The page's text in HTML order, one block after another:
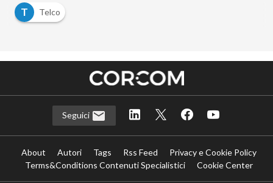
T
Telco
Seguici
About Autori Tags Rss Feed
Privacy e Cookie Policy
Terms&Conditions Contenuti Specialistici
Cookie Center